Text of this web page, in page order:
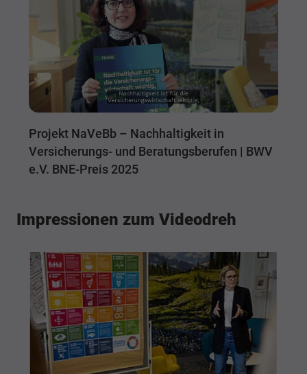
Projekt NaVeBb – Nachhaltigkeit in
Versicherungs- und Beratungsberufen | BWV
e.V. BNE-Preis 2025
Impressionen zum Videodreh